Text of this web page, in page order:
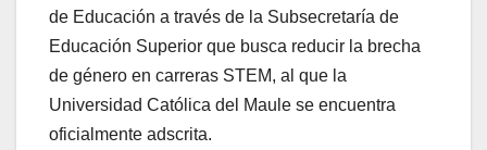
de Educación a través de la Subsecretaría de
Educación Superior que busca reducir la brecha
de género en carreras STEM, al que la
Universidad Católica del Maule se encuentra
oficialmente adscrita.